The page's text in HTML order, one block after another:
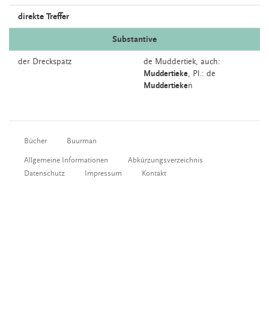
direkte Treffer
Substantive
der Dreckspatz de Muddertiek, auch:
Muddertieke, Pl.: de
Muddertieken
Bücher Buurman
Allgemeine Informationen
Abkürzungsverzeichnis
Datenschutz
Impressum Kontakt